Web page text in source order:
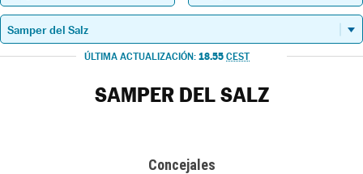
ÚLTIMA ACTUALIZACIÓN: 18.55 CEST
SAMPER DEL SALZ
Concejales